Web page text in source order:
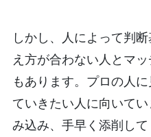
しかし、人によって判
え方が合わない人とマ
もあります。プロの人
ていきたい人に向いて
み込み、手早く添削し